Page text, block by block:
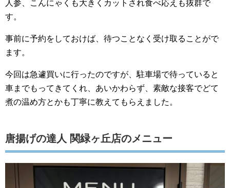
人参、こんにゃくも大きくカットされ食べ応えも抜群で
す。
事前に予約をしておけば、待つことなく受け取ることがで
ます。
今回は急遽買いに行ったのですが、駐車場で待っていると
車までもってきてくれ、あいかわらず、素敵な接客でどて
煮の温め方とかも丁寧に教えてもらえました。
唐揚げの達人 関緑ヶ丘店のメニュー